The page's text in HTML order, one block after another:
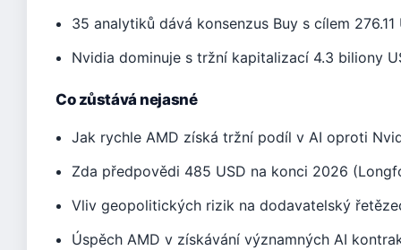
35 analytiků dává konsenzus Buy s cílem 276.11
Nvidia dominuje s tržní kapitalizací 4.3 biliony
Co zůstává nejasné
Jak rychle AMD získá tržní podíl v AI oproti
Zda předpovědi 485 USD na konci 2026
Vliv geopolitických rizik na dodavatelský
Úspěch AMD v získávání významných AI